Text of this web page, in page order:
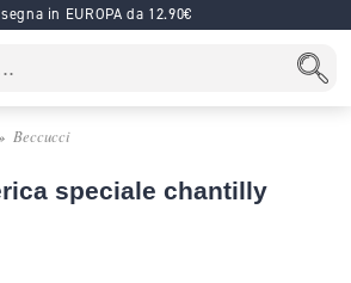
in EUROPA da 12.90€
Beccucci
speciale chantilly